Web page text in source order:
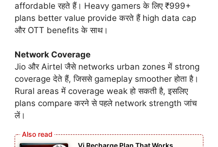
affordable रहते हैं। Heavy gamers के लिए ₹999+
plans better value provide करते हैं high data cap
और OTT benefits के साथ।
Network Coverage
Jio और Airtel जैसे networks urban zones में strong
coverage देते हैं, जिससे gameplay smoother होता है।
Rural areas में coverage weak हो सकती है, इसलिए
plans compare करने से पहले network strength जांच
लें।
Vi Recharge Plan That Works